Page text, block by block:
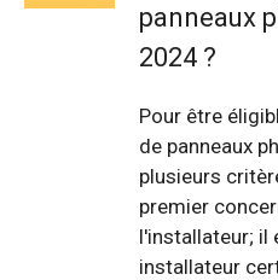
panneaux
2024 ?
Pour être
de panneaux
plusieurs
premier
l'installateur; il
installateur